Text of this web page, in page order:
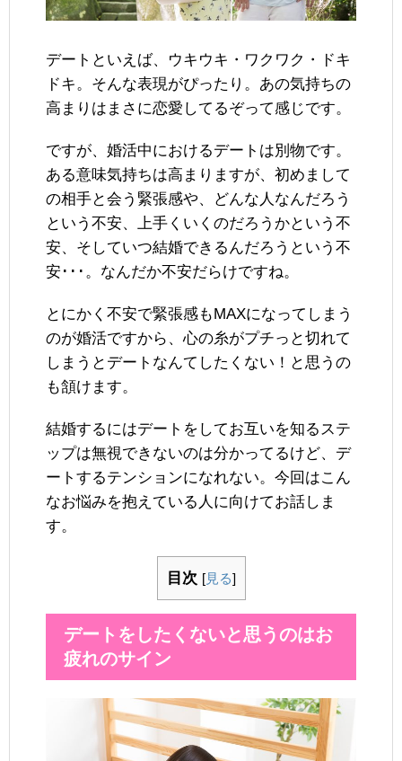
デートといえば、ウキウキ・ワクワク・ドキ
ドキ。そんな表現がぴったり。あの気持ちの
高まりはまさに恋愛してるぞって感じです。
ですが、婚活中におけるデートは別物です。
ある意味気持ちは高まりますが、初めまして
の相手と会う緊張感や、どんな人なんだろう
という不安、上手くいくのだろうかという不
安、そしていつ結婚できるんだろうという不
安･･･。なんだか不安だらけですね。
とにかく不安で緊張感もMAXになってしまう
のが婚活ですから、心の糸がプチっと切れて
しまうとデートなんてしたくない！と思うの
も頷けます。
結婚するにはデートをしてお互いを知るステ
ップは無視できないのは分かってるけど、デ
ートするテンションになれない。今回はこん
なお悩みを抱えている人に向けてお話しま
す。
目次 [見る]
デートをしたくないと思うのはお
疲れのサイン